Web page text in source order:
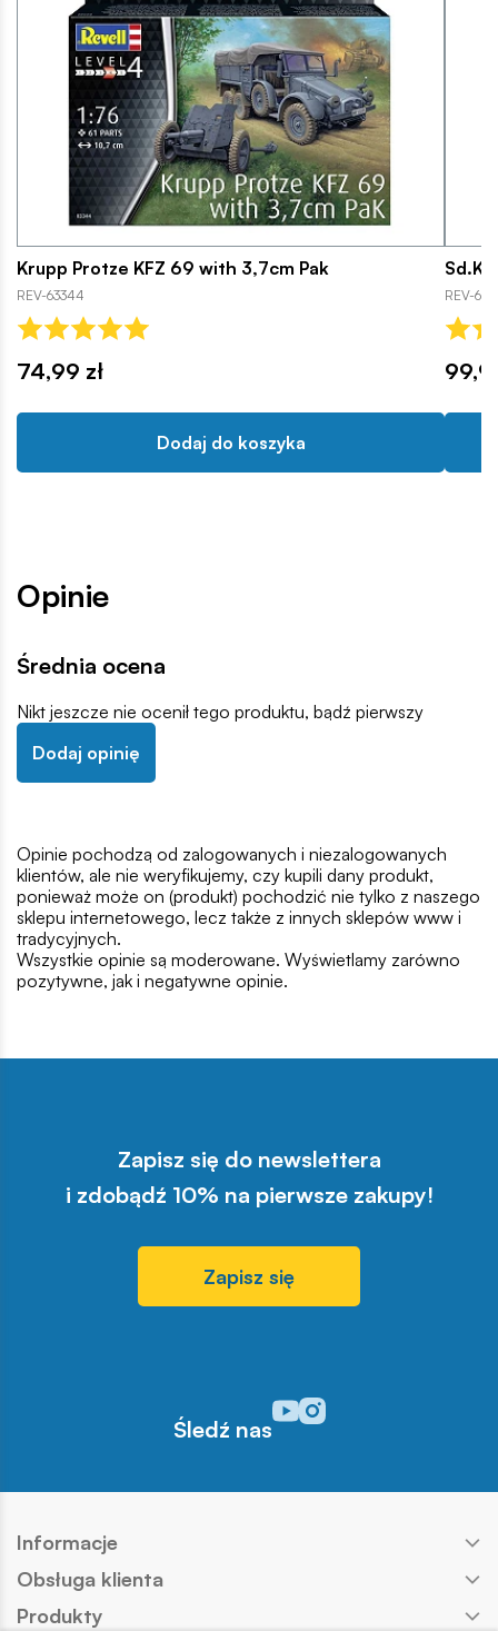
Krupp Protze KFZ 69 with 3,7cm Pak
REV-63344
74,99 zł
Dodaj do koszyka
REV-
Opinie
Średnia ocena
Nikt jeszcze nie ocenił tego produktu, bądź pierwszy
Dodaj opinię
Opinie pochodzą od zalogowanych i niezalogowanych
klientów, ale nie weryfikujemy, czy kupili dany produkt,
ponieważ może on (produkt) pochodzić nie tylko z naszego
sklepu internetowego, lecz także z innych sklepów www i
tradycyjnych.
Wszystkie opinie są moderowane. Wyświetlamy zarówno
pozytywne, jak i negatywne opinie.
Zapisz się do newslettera
i zdobądź 10% na pierwsze zakupy!
Zapisz się
Śledź nas
Odwiedź nasz profil w
Odwiedź nasz profil w
Informacje
Obsługa klienta
Produkty